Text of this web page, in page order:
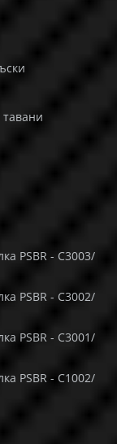
PSBR - C3003/
PSBR - C3002/
PSBR - C3001/
PSBR - C1002/